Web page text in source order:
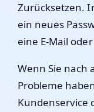
Zurücksetzen.
ein neues
eine E-Mail
Wenn Sie nach
Probleme
Kundenservice